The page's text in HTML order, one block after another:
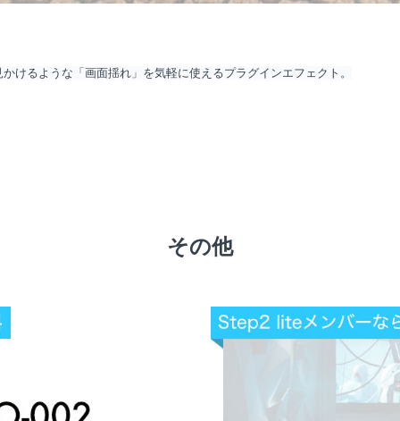
けるような「画面揺れ」を気軽に使えるプラグインエフェクト。
その他